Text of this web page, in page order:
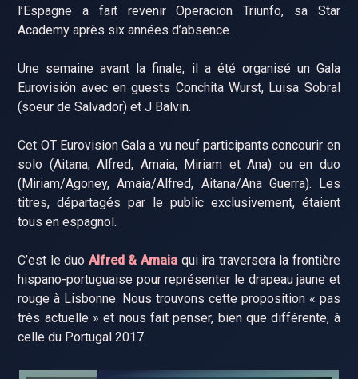
l’Espagne a fait revenir Operacion Triunfo, sa Star
Academy après six années d’absence.
Une semaine avant la finale, il a été organisé un Gala
Eurovisión avec en guests Conchita Wurst, Luisa Sobral
(soeur de Salvador) et J Balvin.
Cet OT Eurovision Gala a vu neuf participants concourir en
solo (Aitana, Alfred, Amaia, Miriam et Ana) ou en duo
(Miriam/Agoney, Amaia/Alfred, Aitana/Ana Guerra). Les
titres, départagés par le public exclusivement, étaient
tous en espagnol.
C’est le duo Alfred & Amaia qui ira traversera la frontière
hispano-portuguaise pour représenter le drapeau jaune et
rouge à Lisbonne. Nous trouvons cette proposition « pas
très actuelle » et nous fait penser, bien que différente, à
celle du Portugal 2017.